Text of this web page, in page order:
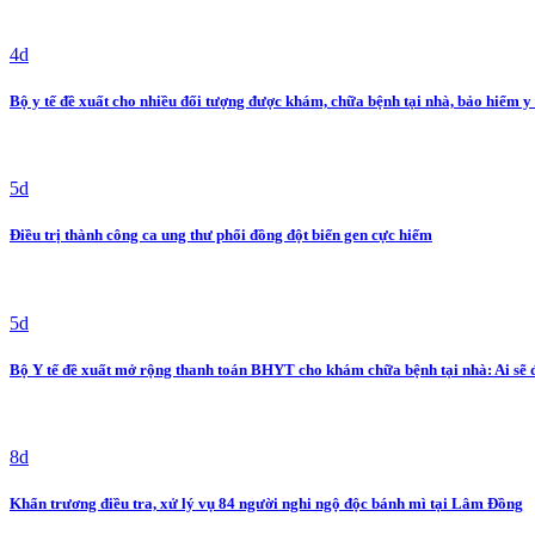
4d
Bộ y tế đề xuất cho nhiều đối tượng được khám, chữa bệnh tại nhà, bảo hiểm
5d
Điều trị thành công ca ung thư phổi đồng đột biến gen cực hiếm
5d
Bộ Y tế đề xuất mở rộng thanh toán BHYT cho khám chữa bệnh tại nhà: Ai sẽ
8d
Khẩn trương điều tra, xử lý vụ 84 người nghi ngộ độc bánh mì tại Lâm Đồng